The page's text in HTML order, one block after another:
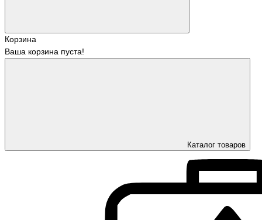
Корзина
Ваша корзина пуста!
Каталог товаров